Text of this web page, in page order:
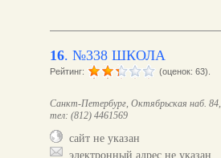
16. №338 ШКОЛА
Рейтинг: (оценок: 63).
Санкт-Петербург, Октябрьская наб.
тел: (812) 4461569
сайт не указан
электронный адрес не указан